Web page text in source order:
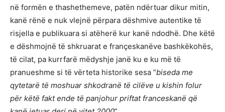
në formën e thashethemeve, patën ndërtuar dikur mitin,
kanë rënë e nuk vlejnë përpara dëshmive autentike të
risjella e publikuara si atëherë kur kanë ndodhë. Dhe këtë
e dëshmojnë të shkruarat e françeskanëve bashkëkohës,
të cilat, pa kurrfarë mëdyshje janë ku e ku më të
pranueshme si të vërteta historike sesa “biseda me
qytetarë të moshuar shkodranë të cilëve u kishin folur
për këtë fakt ende të panjohur priftat franceskanë që